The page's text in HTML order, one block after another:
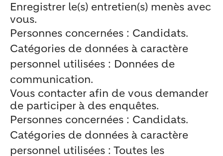
Enregistrer le(s) entretien(s) menès avec
vous.
Personnes concernées : Candidats.
Catégories de données à caractère
personnel utilisées : Données de
communication.
Vous contacter afin de vous demander
de participer à des enquêtes.
Personnes concernées : Candidats.
Catégories de données à caractère
personnel utilisées : Toutes les